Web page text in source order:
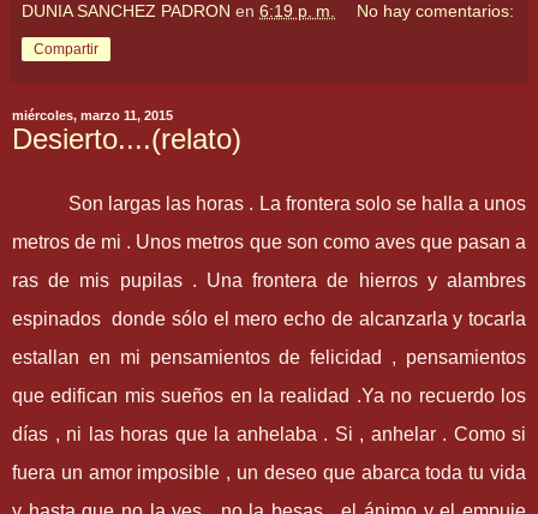
DUNIA SANCHEZ PADRON en 6:19 p. m. No hay comentarios:
Compartir
miércoles, marzo 11, 2015
Desierto....(relato)
Son largas las horas . La frontera solo se halla a unos
metros de mi . Unos metros que son como aves que pasan a
ras de mis pupilas . Una frontera de hierros y alambres
espinados donde sólo el mero echo de alcanzarla y tocarla
estallan en mi pensamientos de felicidad , pensamientos
que edifican mis sueños en la realidad .Ya no recuerdo los
días , ni las horas que la anhelaba . Si , anhelar . Como si
fuera un amor imposible , un deseo que abarca toda tu vida